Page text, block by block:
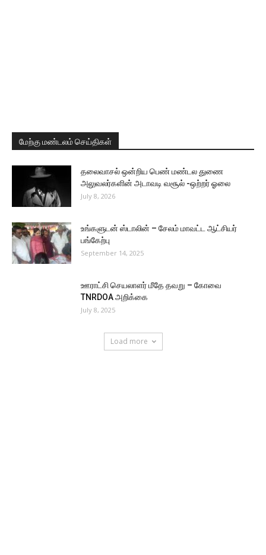
மேற்கு மண்டலம் செய்திகள்
தலைவாசல் ஒன்றிய பெண் மண்டல துணை
அலுவலர்களின் அடாவடி வசூல் -ஒற்றர் ஓலை
July 8, 2026
உங்களுடன் ஸ்டாலின் – சேலம் மாவட்ட ஆட்சியர்
பங்கேற்பு
September 14, 2025
ஊராட்சி செயலாளர் மீதே தவறு – கோவை
TNRDOA அறிக்கை
July 8, 2025
Load more